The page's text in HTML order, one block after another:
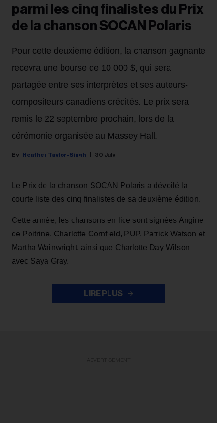
parmi les cinq finalistes du Prix
de la chanson SOCAN Polaris
Pour cette deuxième édition, la chanson gagnante
recevra une bourse de 10 000 $, qui sera
partagée entre ses interprètes et ses auteurs-
compositeurs canadiens crédités. Le prix sera
remis le 22 septembre prochain, lors de la
cérémonie organisée au Massey Hall.
Heather Taylor-Singh 30 July
Le Prix de la chanson SOCAN Polaris a dévoilé la
courte liste des cinq finalistes de sa deuxième édition.
Cette année, les chansons en lice sont signées Angine
de Poitrine, Charlotte Cornfield, PUP, Patrick Watson et
Martha Wainwright, ainsi que Charlotte Day Wilson
avec Saya Gray.
LIRE PLUS